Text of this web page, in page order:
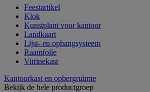
Feestartikel
Klok
Kunstplant voor kantoor
Landkaart
Lijst- en ophangsysteem
Raamfolie
Vitrinekast
Kantoorkast en opbergruimte
Bekijk de hele productgroep